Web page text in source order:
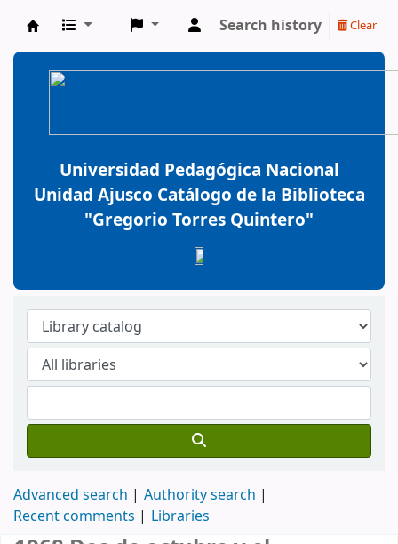
BiblioGTQ
Search history Clear
Universidad Pedagógica Nacional
Unidad Ajusco Catálogo de la Biblioteca
"Gregorio Torres Quintero"
Advanced search
Authority search
Recent comments
Libraries